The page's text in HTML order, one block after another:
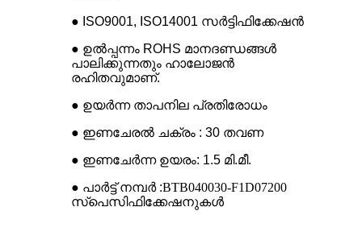
● ISO9001, ISO14001 സർട്ടിഫിക്കേഷൻ
● ഉൽപ്പന്നം ROHS മാനദണ്ഡങ്ങൾ
പാലിക്കുന്നതും ഹാലോജൻ
രഹിതവുമാണ്.
● ഉയർന്ന താപനില പ്രതിരോധം
● ഇണചേരൽ ചക്രം : 30 തവണ
● ഇണചേർന്ന ഉയരം: 1.5 മി.മീ.
● പാർട്ട് നമ്പർ :BTB040030-F1D07200
സ്പെസിഫിക്കേഷനുകൾ